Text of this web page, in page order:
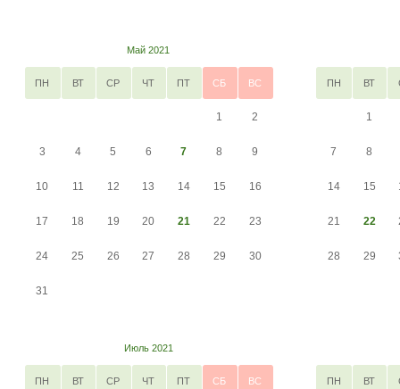
Май 2021
ПН ВТ СР ЧТ ПТ СБ ВС
1 2
3 4 5 6 7 8 9
10 11 12 13 14 15 16
17 18 19 20 21 22 23
24 25 26 27 28 29 30
31
ПН ВТ
1
7 8
14 15
21 22
28 29
Июль 2021
ПН ВТ СР ЧТ ПТ СБ ВС ПН ВТ